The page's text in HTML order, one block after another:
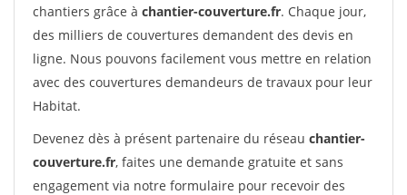
chantiers grâce à chantier-couverture.fr. Chaque jour,
des milliers de couvertures demandent des devis en
ligne. Nous pouvons facilement vous mettre en relation
avec des couvertures demandeurs de travaux pour leur
Habitat.
Devenez dès à présent partenaire du réseau chantier-
couverture.fr, faites une demande gratuite et sans
engagement via notre formulaire pour recevoir des